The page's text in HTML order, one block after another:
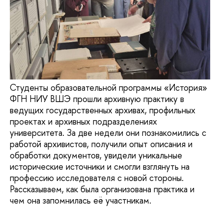
Студенты образовательной программы «История»
ФГН НИУ ВШЭ прошли архивную практику в
ведущих государственных архивах, профильных
проектах и архивных подразделениях
университета. За две недели они познакомились с
работой архивистов, получили опыт описания и
обработки документов, увидели уникальные
исторические источники и смогли взглянуть на
профессию исследователя с новой стороны.
Рассказываем, как была организована практика и
чем она запомнилась её участникам.